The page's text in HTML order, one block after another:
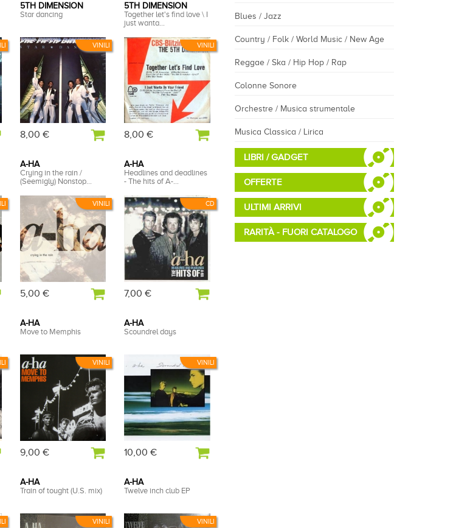
VINILI
5TH DIMENSION
Star dancing
8,00 €
VINILI
5TH DIMENSION
Together let's find love \ I
just wanta...
8,00 €
VINILI
A-HA
Crying in the rain /
(Seemigly) Nonstop...
5,00 €
CD
A-HA
Headlines and deadlines
- The hits of A-...
7,00 €
VINILI
A-HA
Move to Memphis
9,00 €
VINILI
A-HA
Scoundrel days
10,00 €
VINILI
A-HA
Train of tought (U.S. mix)
VINILI
A-HA
Twelve inch club EP
Blues / Jazz
Country / Folk / World Music / New Age
Reggae / Ska / Hip Hop / Rap
Colonne Sonore
Orchestre / Musica strumentale
Musica Classica / Lirica
LIBRI / GADGET
OFFERTE
ULTIMI ARRIVI
RARITÀ - FUORI CATALOGO